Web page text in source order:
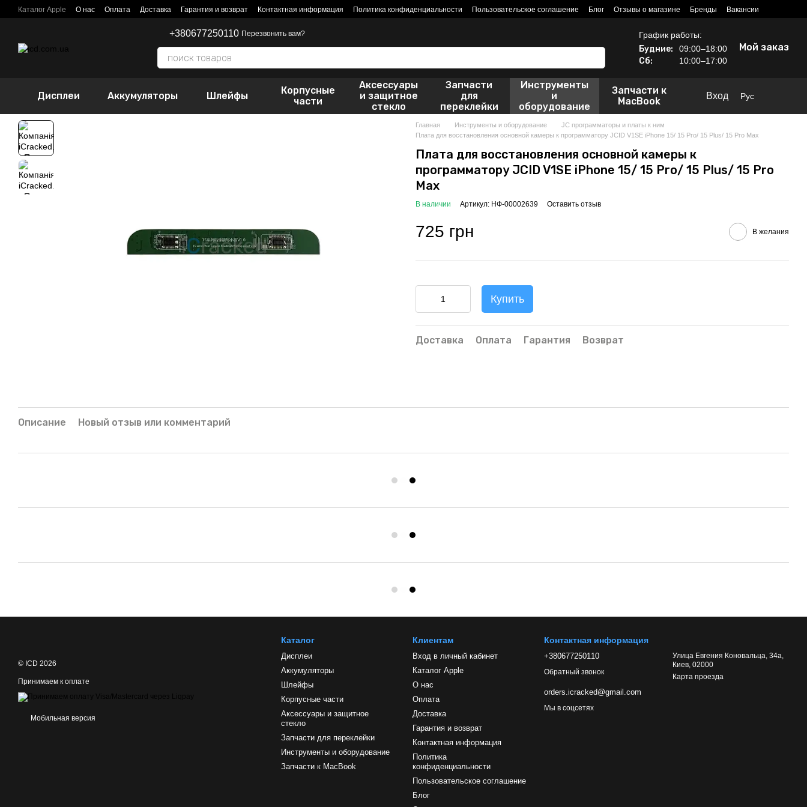
Перейти к основному контенту
Каталог Apple О нас Оплата Доставка Гарантия и возврат Контактная информация Политика конфиденциальности Пользовательское соглашение Блог Отзывы о магазине Бренды Вакансии
+380677250110 Перезвонить вам? График работы:
Будние: 09:00–18:00
Сб: 10:00–17:00
Мой заказ
Дисплеи Аккумуляторы Шлейфы
Корпусные
части
Аксессуары
и защитное
стекло
Запчасти
для
переклейки
Инструменты
и
оборудование
Запчасти к
MacBook
Вход Рус
Главная Инструменты и оборудование
JC программаторы и платы к ним
Плата для восстановления основной камеры к программатору JCID V1SE iPhone 15/ 15 Pro/ 15 Plus/ 15 Pro Max
Плата для восстановления основной камеры к
программатору JCID V1SE iPhone 15/ 15 Pro/ 15 Plus/ 15 Pro
Max
В наличии Артикул: НФ-00002639 Оставить отзыв
725 грн В желания
Купить
Доставка Оплата Гарантия Возврат
Описание Новый отзыв или комментарий
© ICD 2026
Принимаем к оплате
Мобильная версия
Каталог
Дисплеи
Аккумуляторы
Шлейфы
Корпусные части
Аксессуары и защитное
стекло
Запчасти для переклейки
Инструменты и оборудование
Запчасти к MacBook
Клиентам
Вход в личный кабинет
Каталог Apple
О нас
Оплата
Доставка
Гарантия и возврат
Контактная информация
Политика
конфиденциальности
Пользовательское соглашение
Блог
Контактная информация
+380677250110
Обратный звонок
orders.icracked@gmail.com
Улица Евгения Коновальца, 34а,
Киев, 02000
Карта проезда
Мы в соцсетях